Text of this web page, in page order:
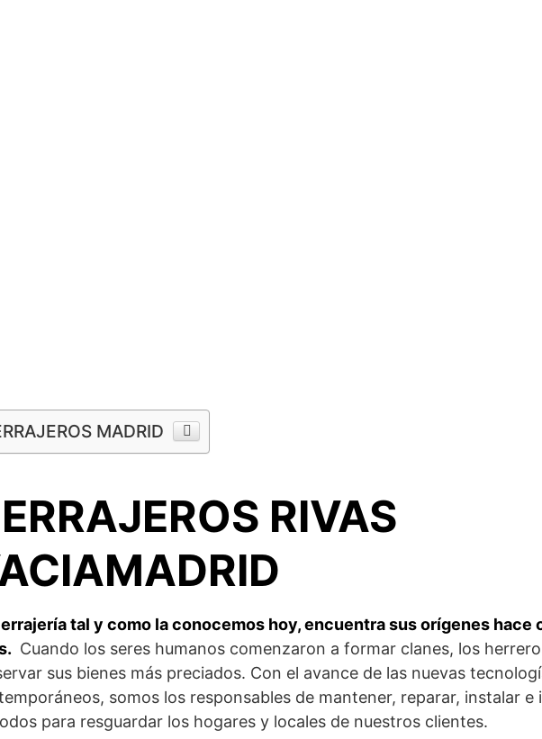
MADRID
RIVAS
tal y como la conocemos hoy, encuentra sus orígenes hace
Cuando los seres humanos comenzaron a formar clanes, los
sus bienes más preciados. Con el avance de las nuevas
somos los responsables de mantener, reparar, instalar
para resguardar los hogares y locales de nuestros clientes.